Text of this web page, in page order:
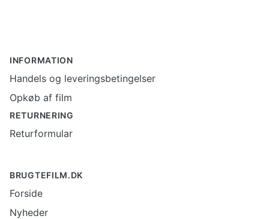
INFORMATION
Handels og leveringsbetingelser
Opkøb af film
RETURNERING
Returformular
BRUGTEFILM.DK
Forside
Nyheder